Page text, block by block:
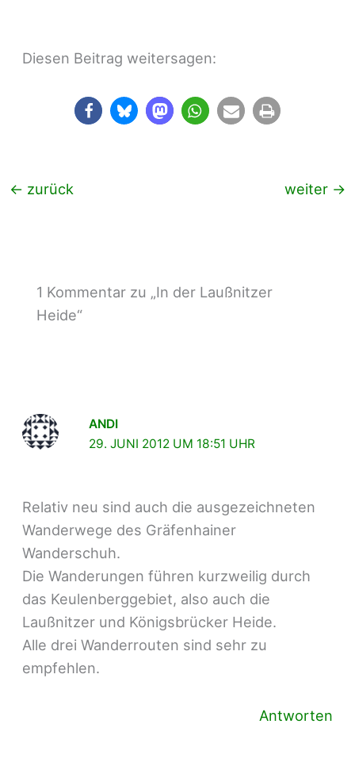
Diesen Beitrag weitersagen:
← zurück weiter →
1 Kommentar zu „In der Laußnitzer
Heide“
ANDI
29. JUNI 2012 UM 18:51 UHR
Relativ neu sind auch die ausgezeichneten
Wanderwege des Gräfenhainer
Wanderschuh.
Die Wanderungen führen kurzweilig durch
das Keulenberggebiet, also auch die
Laußnitzer und Königsbrücker Heide.
Alle drei Wanderrouten sind sehr zu
empfehlen.
Antworten